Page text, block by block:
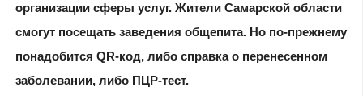
организации сферы услуг. Жители Самарской области
смогут посещать заведения общепита. Но по-прежнему
понадобится QR-код, либо справка о перенесенном
заболевании, либо ПЦР-тест.